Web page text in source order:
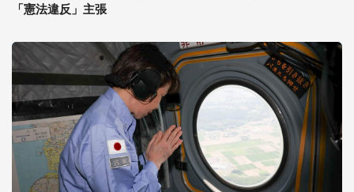
「憲法違反」主張